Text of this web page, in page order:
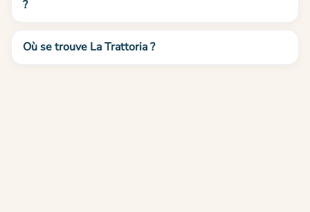
?
Où se trouve La Trattoria ?